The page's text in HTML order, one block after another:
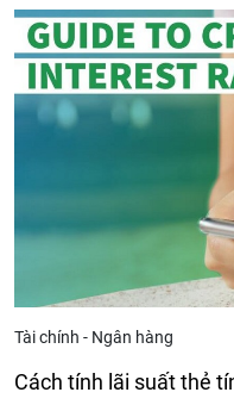
Tài chính - Ngân hàng
Cách tính lãi suất thẻ